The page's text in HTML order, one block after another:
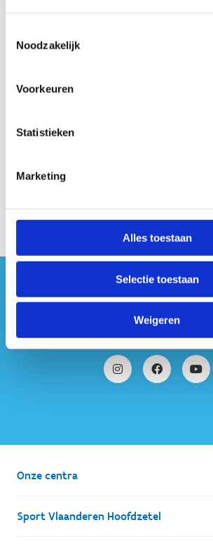
Noodzakelijk
Voorkeuren
Statistieken
Marketing
Alles toestaan
Selectie toestaan
Weigeren
ook op sociale
Onze centra
Sport Vlaanderen Hoofdzetel